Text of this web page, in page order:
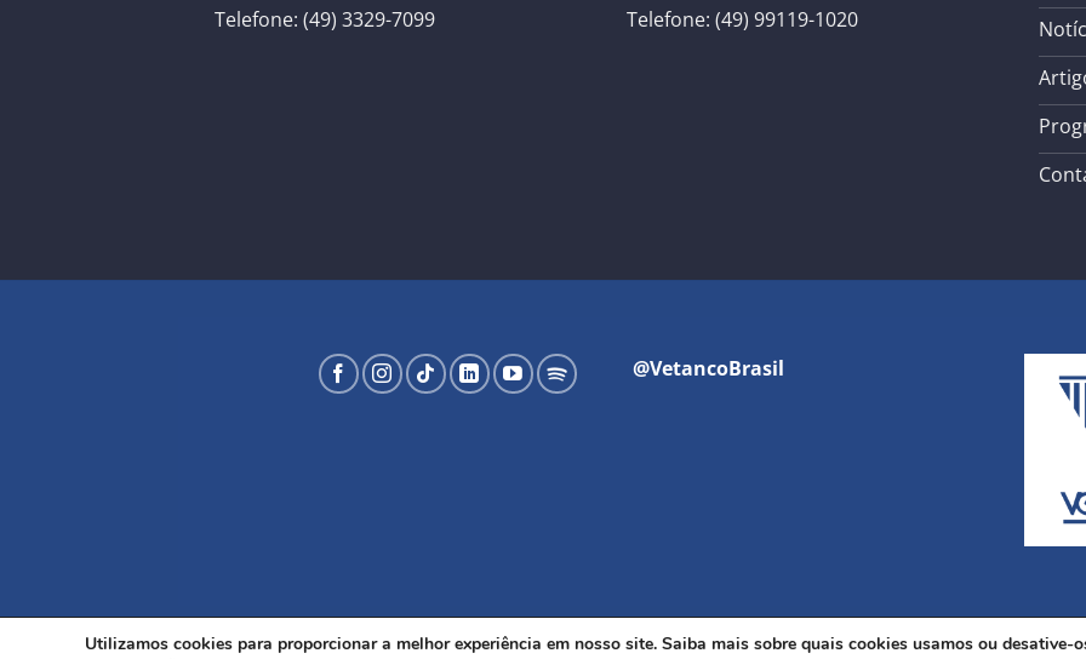
Telefone: (49) 3329-7099 Telefone: (49) 99119-1020
@VetancoBrasil
Utilizamos cookies para proporcionar a melhor experiência em nosso site. Saiba mais sobre quais cookies usamos ou desative-